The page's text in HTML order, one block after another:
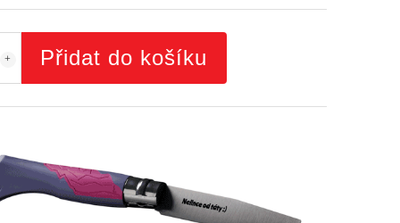
Přidat do košíku